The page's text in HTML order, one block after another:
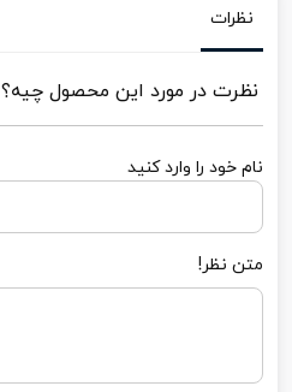
نظرات
نظرت در مورد این محصول چیه؟
نام خود را وارد کنید
متن نظر!